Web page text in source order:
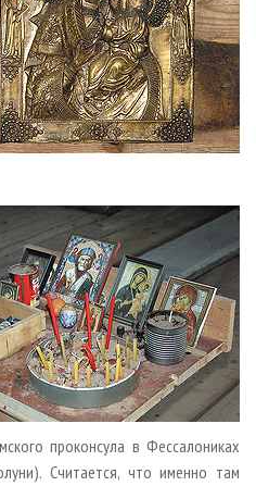
проконсула в Фессалониках
Считается, что именно там